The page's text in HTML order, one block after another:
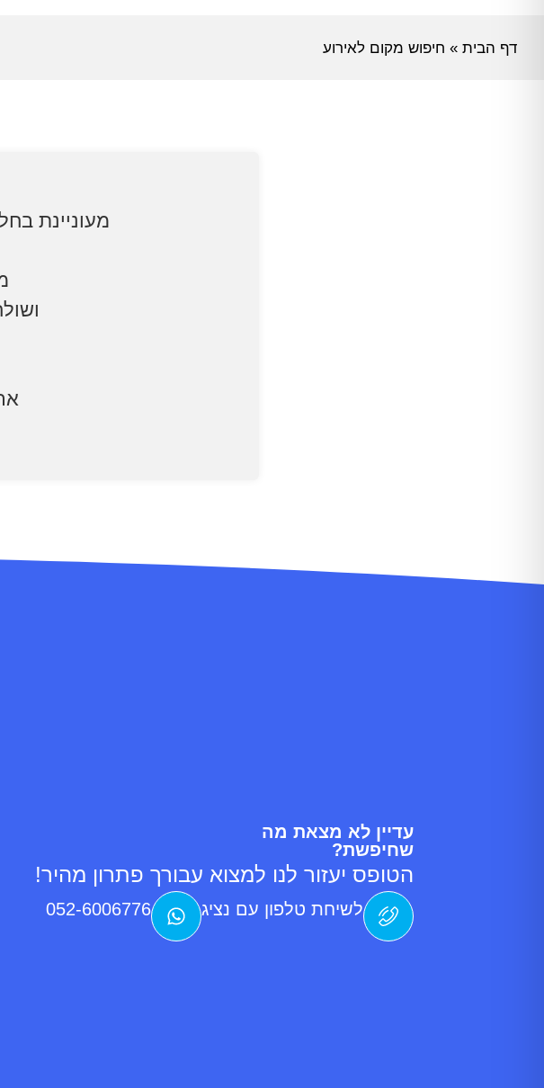
דף הבית » חיפוש מקום לאירוע
מעוניינת בחלל
עדיין לא מצאת מה
שחיפשת?
הטופס יעזור לנו למצוא עבורך פתרון מהיר!
לשיחת טלפון עם נציג 052-6006776